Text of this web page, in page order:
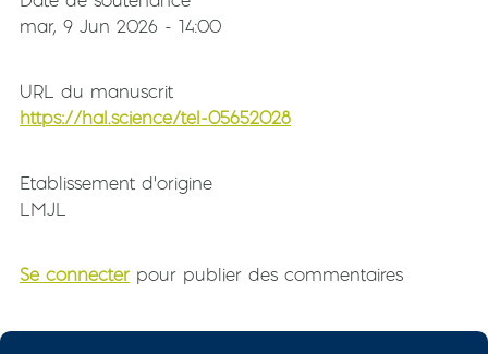
mar, 9 Jun 2026 - 14:00
URL du manuscrit
https://hal.science/tel-05652028
Etablissement d'origine
LMJL
Se connecter pour publier des commentaires